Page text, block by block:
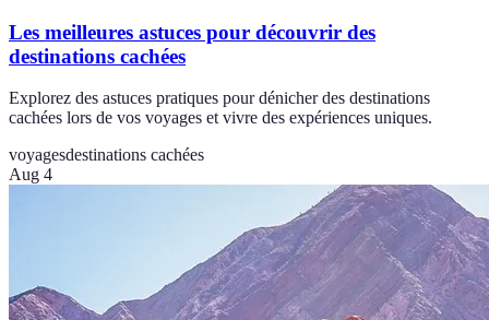
Les meilleures astuces pour découvrir des
destinations cachées
Explorez des astuces pratiques pour dénicher des destinations
cachées lors de vos voyages et vivre des expériences uniques.
voyagesdestinations cachées
Aug 4